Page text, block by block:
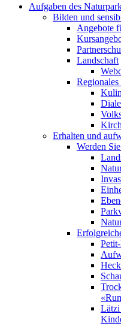
Aufgaben des
Bilden und
Angebote
Landschaft
Erhalten und
Werden